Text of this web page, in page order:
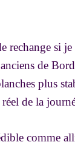
rechange si
de
plus
de la
comme